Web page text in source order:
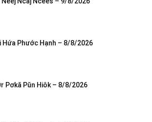
Hứa Phước Hạnh – 8/8/2026
Pơkă Pŭn Hiôk – 8/8/2026